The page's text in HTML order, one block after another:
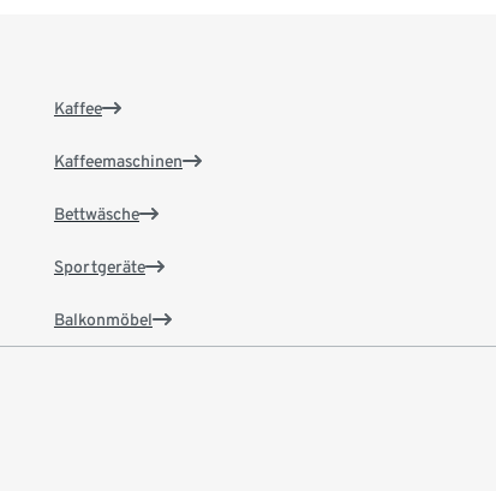
Kaffee
Kaffeemaschinen
Bettwäsche
Sportgeräte
Balkonmöbel